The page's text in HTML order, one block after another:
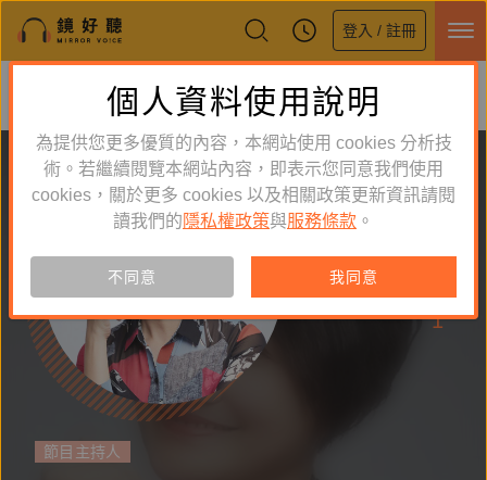
登入 / 註冊
鏡好聽全新APP上線
體驗全面升級，即刻下載
節目主持人
5
作品
1
個人資料使用說明
為提供您更多優質的內容，本網站使用 cookies 分析技
術。若繼續閱覽本網站內容，即表示您同意我們使用
cookies，關於更多 cookies 以及相關政策更新資訊請閱
讀我們的 隱私權政策與服務條款 。
不同意 我同意